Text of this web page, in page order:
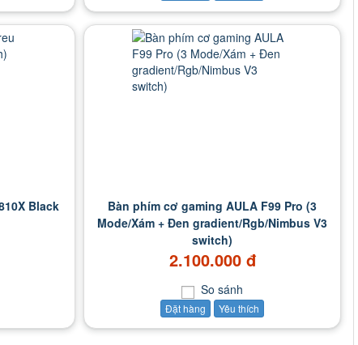
Black
Bàn phím cơ gaming AULA F99 Pro (3
Mode/Xám + Đen gradient/Rgb/Nimbus V3
switch)
2.100.000 đ
So sánh
Đặt hàng Yêu thích